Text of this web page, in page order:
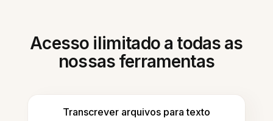
Acesso ilimitado a todas as
nossas ferramentas
Transcrever arquivos para texto